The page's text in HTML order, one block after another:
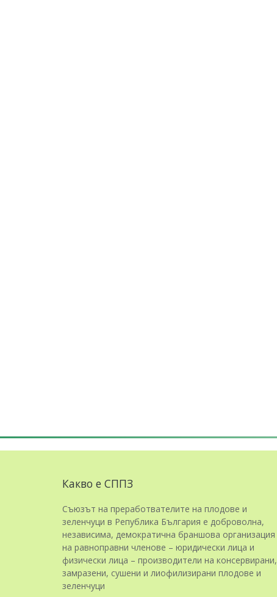
Какво е СППЗ
Съюзът на преработвателите на плодове и
зеленчуци в Република България е доброволна,
независима, демократична браншова организация
на равноправни членове – юридически лица и
физически лица – производители на консервирани,
замразени, сушени и лиофилизирани плодове и
зеленчуци